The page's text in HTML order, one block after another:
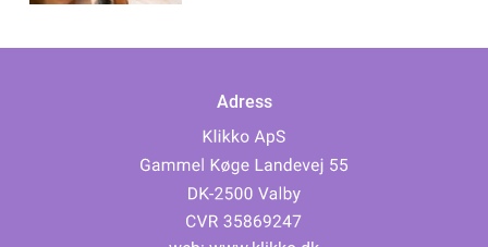
Adress